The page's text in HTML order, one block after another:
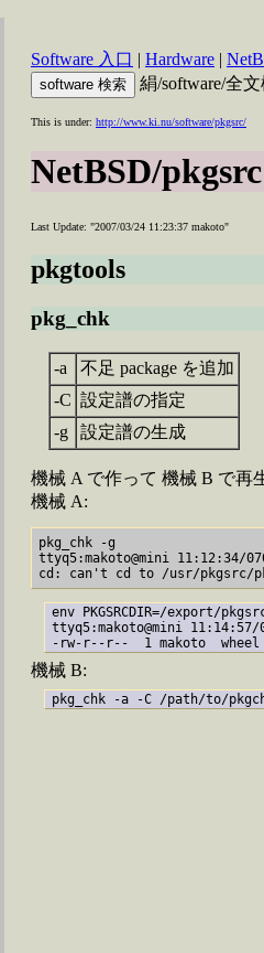
Software 入口 | Hardware |
絹/software/全
This is under: http://www.ki.nu/software/pkgsrc/
NetBSD/pkgsrc
Last Update: "2007/03/24 11:23:37 makoto"
pkgtools
pkg_chk
-a
不足 package を追加
-C 設定譜の指定
-g
設定譜の生成
機械 A で作って 機械 B で再
機械 A:
pkg_chk -g
ttyq5:makoto@mini 11:12:34/
env PKGSRCDIR=/export/
ttyq5:makoto@mini
機械 B: